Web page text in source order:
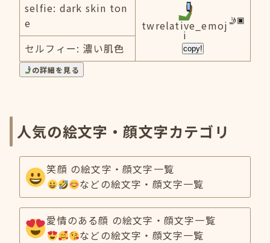
selfie: dark skin ton
e
twrelative_emoj
i
copy!
セルフィー: 濃い肌色
の詳細を見る
人気の絵文字・顔文字カテゴリ
笑顔 の絵文字・顔文字一覧
などの絵文字・顔文字一覧
愛情のある顔 の絵文字・顔文字一覧
などの絵文字・顔文字一覧